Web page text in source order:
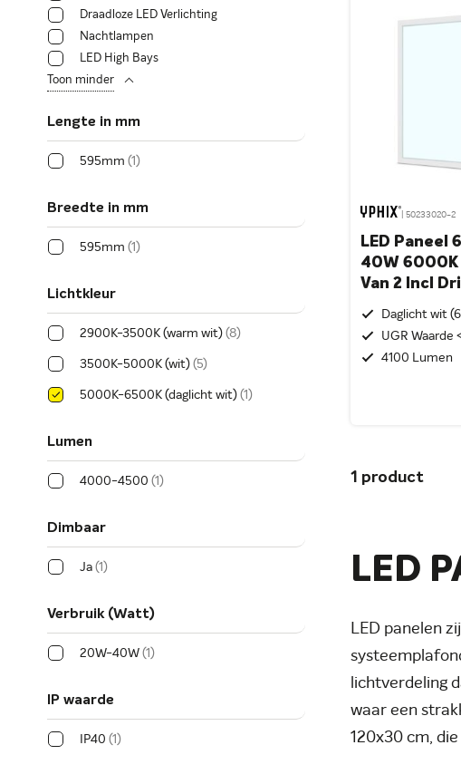
| 50233020-2
LED Paneel
40W
Van 2 Incl
Daglicht wit
UGR Waarde
4100 Lumen
1 product
LED
LED panelen
lichtverdeling
waar een
120x30 cm,
Draadloze LED Verlichting
Nachtlampen
LED High Bays
Toon minder
Lengte in mm
595mm 1
Breedte in mm
595mm 1
Lichtkleur
2900K-3500K (warm wit) 8
3500K-5000K (wit) 5
5000K-6500K (daglicht wit) 1
Lumen
4000-4500 1
Dimbaar
Ja 1
Verbruik (Watt)
20W-40W 1
IP waarde
IP40 1